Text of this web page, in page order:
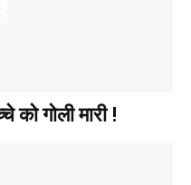
को गोली मारी !